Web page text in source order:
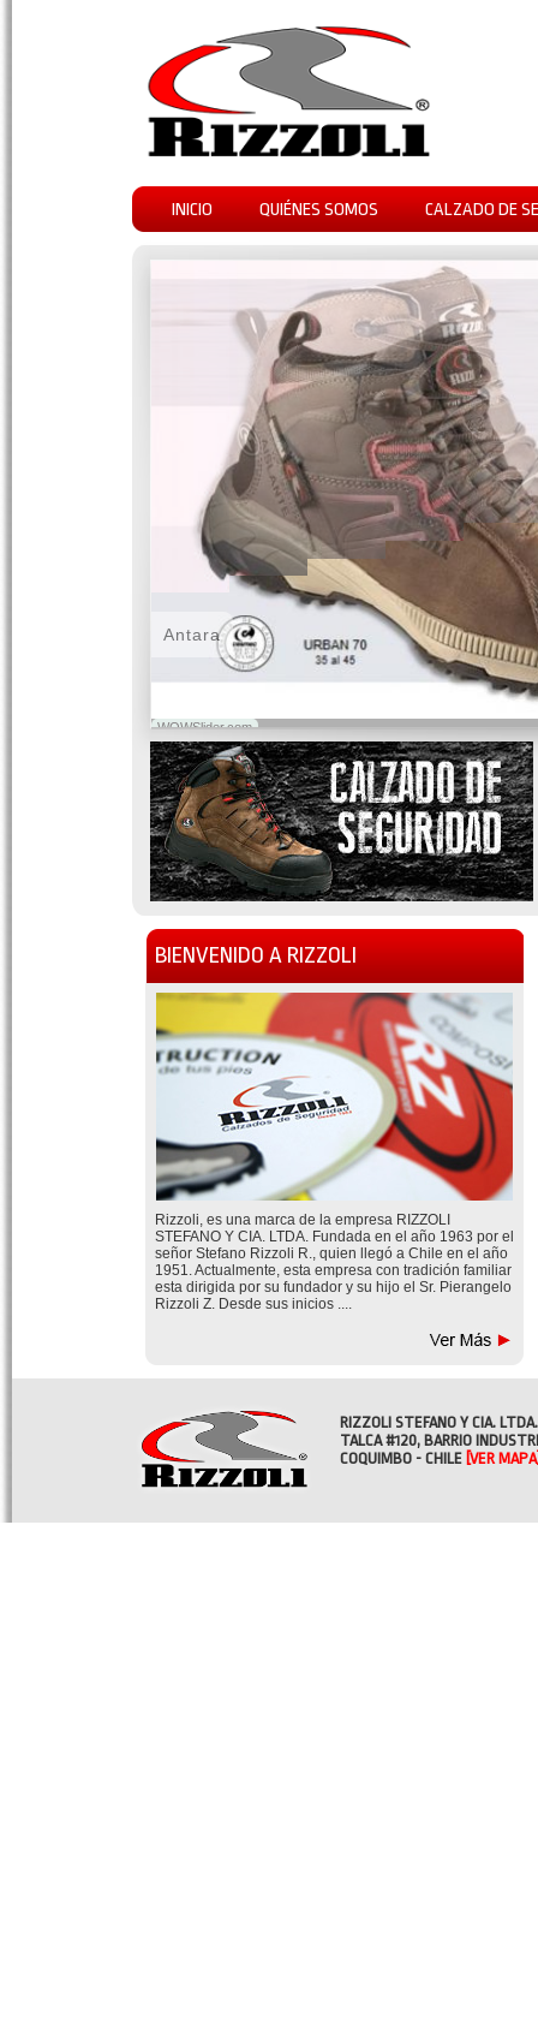
INICIO QUIÉNES SOMOS CALZADO DE
WOWSlider.com
Antara
BIENVENIDO A RIZZOLI
Rizzoli, es una marca de la empresa RIZZOLI
STEFANO Y CIA. LTDA. Fundada en el año 1963 por el
señor Stefano Rizzoli R., quien llegó a Chile en el año
1951. Actualmente, esta empresa con tradición familiar
esta dirigida por su fundador y su hijo el Sr. Pierangelo
Rizzoli Z. Desde sus inicios ....
RIZZOLI STEFANO Y CIA. LTDA.
TALCA #120, BARRIO
COQUIMBO - CHILE [VER